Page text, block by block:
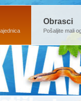
Obrasci
Pošaljite mali